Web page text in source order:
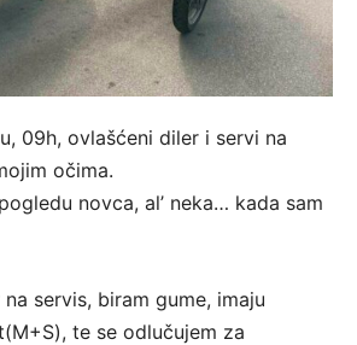
09h, ovlašćeni diler i servi na
očima.
novca, al’ neka… kada sam
servis, biram gume, imaju
te se odlučujem za